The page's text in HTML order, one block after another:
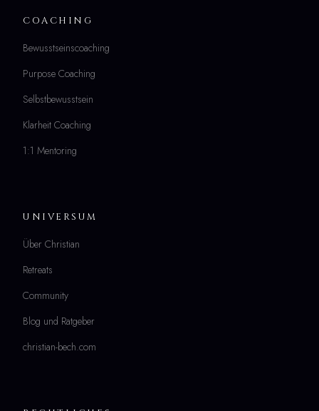
COACHING
Bewusstseinscoaching
Purpose Coaching
Selbstbewusstsein
Klarheit Coaching
1:1 Mentoring
UNIVERSUM
Über Christian
Retreats
Community
Blog und Ratgeber
christian-bech.com